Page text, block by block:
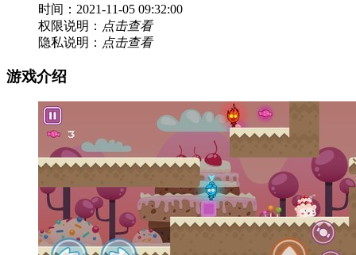
时间：2021-11-05 09:32:00
权限说明： 点击查看
隐私说明： 点击查看
游戏介绍